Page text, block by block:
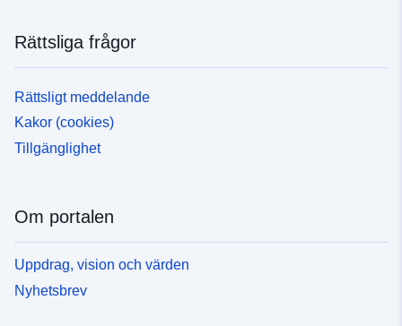
Rättsliga frågor
Rättsligt meddelande
Kakor (cookies)
Tillgänglighet
Om portalen
Uppdrag, vision och värden
Nyhetsbrev